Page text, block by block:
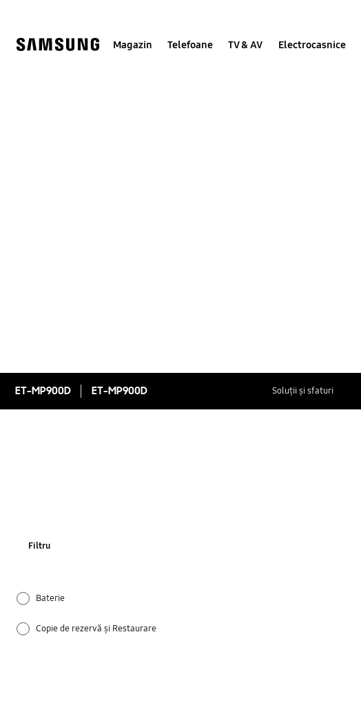
Magazin Telefoane TV & AV Electrocasnice
ET-MP900D ET-MP900D Soluții și sfaturi
Filtru
Baterie
Copie de rezervă și Restaurare